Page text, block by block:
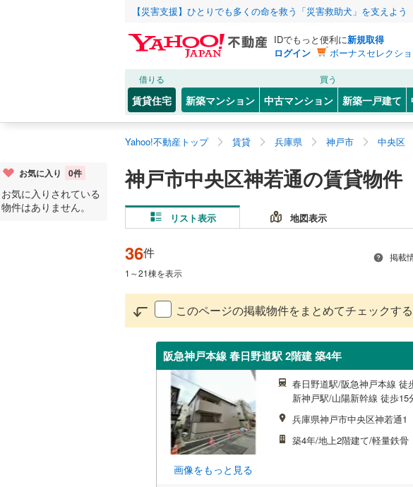
【災害支援】ひとりでも多くの命を救う「災害救助犬」を支えよう
IDでもっと便利に新規取得
ログイン
ボーナスセレクシ
借りる
賃貸住宅
買う
新築マンション 中古マンション 新築一戸建て
Yahoo!不動産トップ 賃貸 兵庫県 神戸市 中央区
神戸市中央区神若通の賃貸物件
リスト表示 地図表示
36件
1 ～21棟を表示
掲載
このページの掲載物件をまとめてチェックする
阪急神戸本線 春日野道駅 2階建 築4年
画像をもっと見る
春日野道駅/阪急神戸本線 徒
新神戸駅/山陽新幹線 徒歩15
兵庫県神戸市中央区神若通1
築4年/地上2階建て/軽量鉄骨
お気に入り 0件
お気に入りされている
物件はありません。